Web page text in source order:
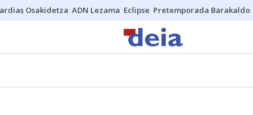
Osakidetza ADN Lezama Eclipse Pretemporada Barakaldo